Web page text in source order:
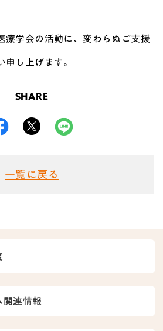
関連情報
学会の活動に、変わらぬご支援
申し上げます。
SHARE
一覧に戻る